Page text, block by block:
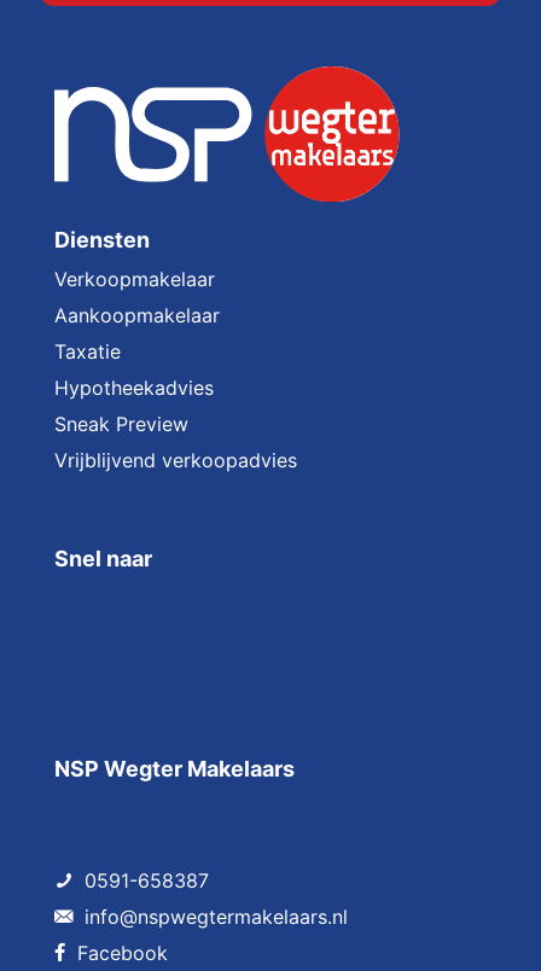
Diensten
Verkoopmakelaar
Aankoopmakelaar
Taxatie
Hypotheekadvies
Sneak Preview
Vrijblijvend verkoopadvies
Snel naar
NSP Wegter Makelaars
0591-658387
info@nspwegtermakelaars.nl
Facebook